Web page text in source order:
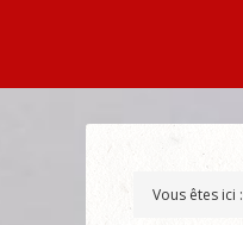
Vous êtes ici :